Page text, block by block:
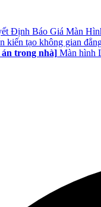
Định Báo Giá Màn
kiến tạo không gian
trong nhà] Màn hình